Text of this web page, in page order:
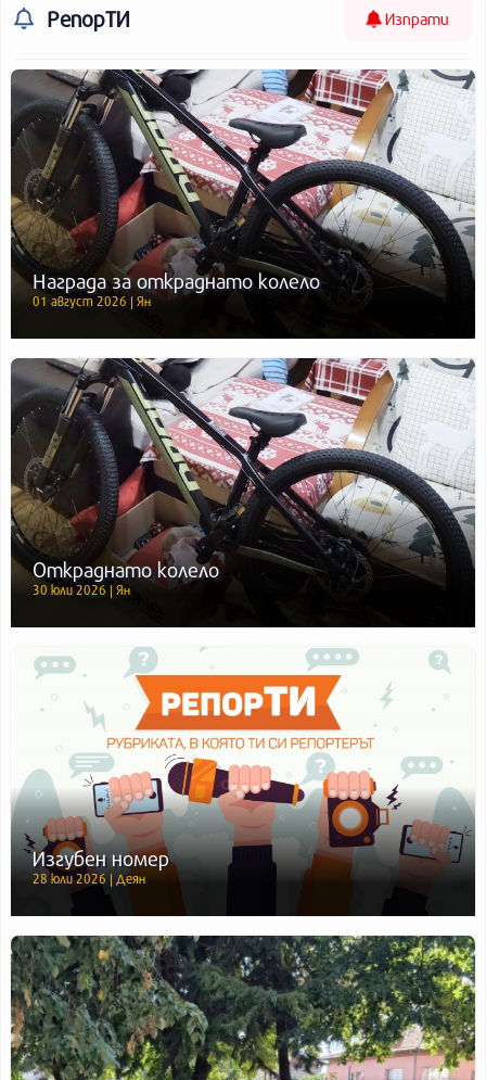
РепорТИ Изпрати
Награда за откраднато колело
01 август 2026 | Ян
Откраднато колело
30 юли 2026 | Ян
Изгубен номер
28 юли 2026 | Деян